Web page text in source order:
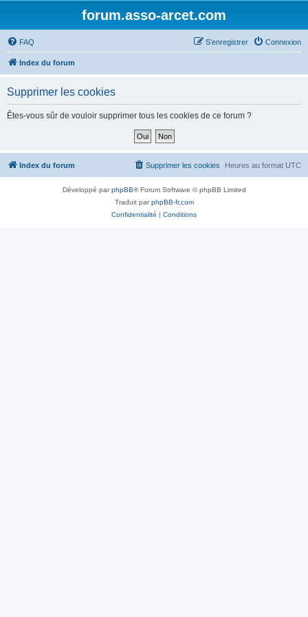
forum.asso-arcet.com
FAQ Connexion
S’enregistrer
Index du forum
Supprimer les cookies
Êtes-vous sûr de vouloir supprimer tous les cookies de ce forum ?
Index du forum Heures au format UTC
Supprimer les cookies
Développé parphpBB® Forum Software © phpBB Limited
Traduit parphpBB-fr.com
Confidentialité | Conditions